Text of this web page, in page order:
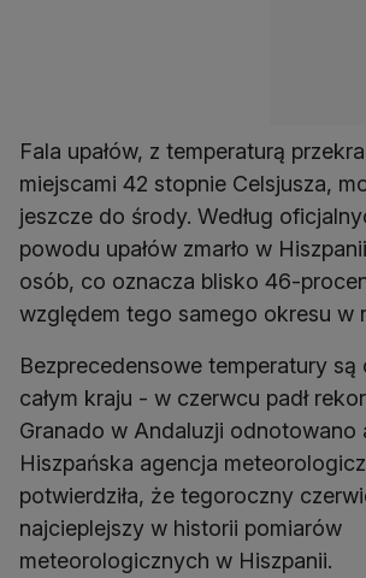
Fala upałów, z temperaturą
miejscami 42 stopnie Celsjusza,
jeszcze do środy. Według
powodu upałów zmarło w
osób, co oznacza blisko 46-
względem tego samego okresu w
Bezprecedensowe temperatury
całym kraju - w czerwcu padł
Granado w Andaluzji odnotowano
Hiszpańska agencja
potwierdziła, że tegoroczny
najcieplejszy w historii pomiarów
meteorologicznych w Hiszpanii.